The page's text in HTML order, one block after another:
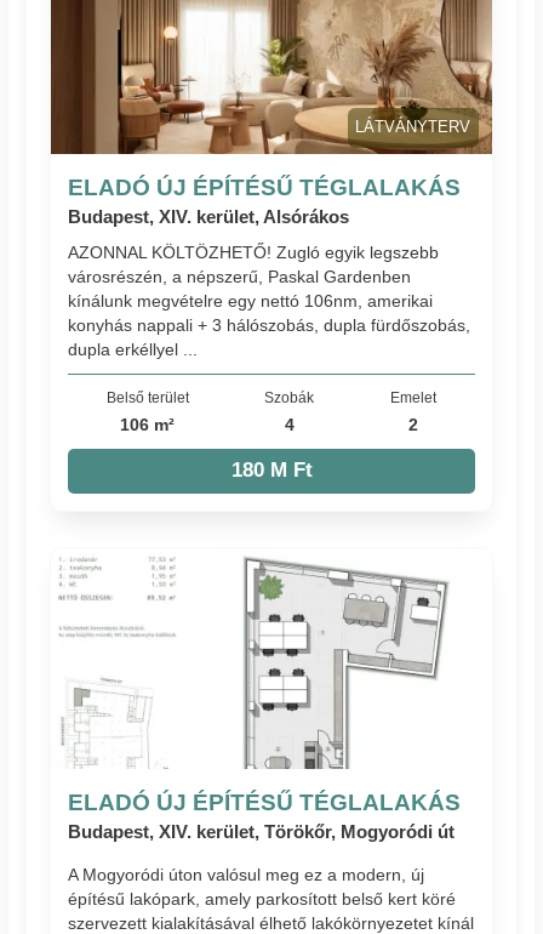
LÁTVÁNYTERV
ELADÓ ÚJ ÉPÍTÉSŰ TÉGLALAKÁS
Budapest, XIV. kerület, Alsórákos
AZONNAL KÖLTÖZHETŐ! Zugló egyik legszebb
városrészén, a népszerű, Paskal Gardenben
kínálunk megvételre egy nettó 106nm, amerikai
konyhás nappali + 3 hálószobás, dupla fürdőszobás,
dupla erkéllyel ...
Belső terület
106 m²
Szobák
4
Emelet
2
180 M Ft
ELADÓ ÚJ ÉPÍTÉSŰ TÉGLALAKÁS
Budapest, XIV. kerület, Törökőr, Mogyoródi út
A Mogyoródi úton valósul meg ez a modern, új
építésű lakópark, amely parkosított belső kert köré
szervezett kialakításával élhető lakókörnyezetet kínál